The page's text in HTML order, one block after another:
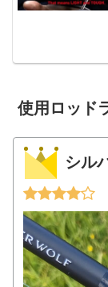
使用ロッド
シル